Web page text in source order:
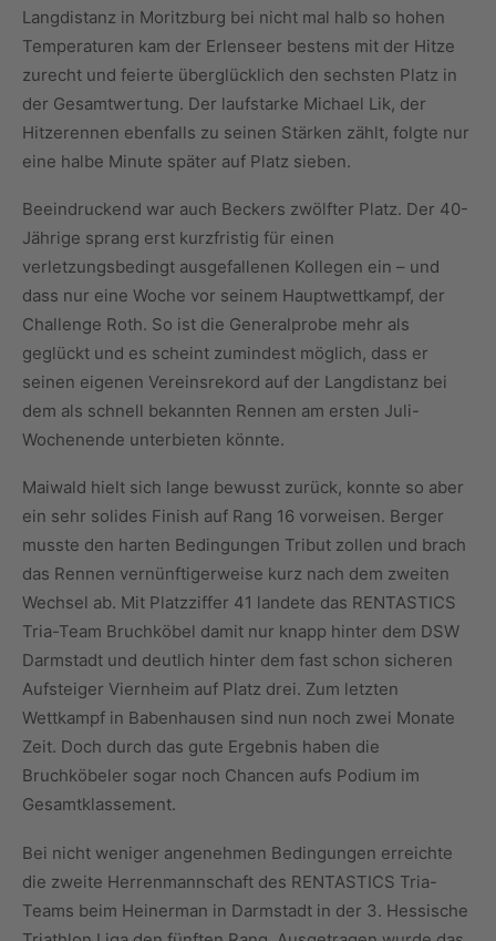
Langdistanz in Moritzburg bei nicht mal halb so hohen
Temperaturen kam der Erlenseer bestens mit der Hitze
zurecht und feierte überglücklich den sechsten Platz in
der Gesamtwertung. Der laufstarke Michael Lik, der
Hitzerennen ebenfalls zu seinen Stärken zählt, folgte nur
eine halbe Minute später auf Platz sieben.
Beeindruckend war auch Beckers zwölfter Platz. Der 40-
Jährige sprang erst kurzfristig für einen
verletzungsbedingt ausgefallenen Kollegen ein – und
dass nur eine Woche vor seinem Hauptwettkampf, der
Challenge Roth. So ist die Generalprobe mehr als
geglückt und es scheint zumindest möglich, dass er
seinen eigenen Vereinsrekord auf der Langdistanz bei
dem als schnell bekannten Rennen am ersten Juli-
Wochenende unterbieten könnte.
Maiwald hielt sich lange bewusst zurück, konnte so aber
ein sehr solides Finish auf Rang 16 vorweisen. Berger
musste den harten Bedingungen Tribut zollen und brach
das Rennen vernünftigerweise kurz nach dem zweiten
Wechsel ab. Mit Platzziffer 41 landete das RENTASTICS
Tria-Team Bruchköbel damit nur knapp hinter dem DSW
Darmstadt und deutlich hinter dem fast schon sicheren
Aufsteiger Viernheim auf Platz drei. Zum letzten
Wettkampf in Babenhausen sind nun noch zwei Monate
Zeit. Doch durch das gute Ergebnis haben die
Bruchköbeler sogar noch Chancen aufs Podium im
Gesamtklassement.
Bei nicht weniger angenehmen Bedingungen erreichte
die zweite Herrenmannschaft des RENTASTICS Tria-
Teams beim Heinerman in Darmstadt in der 3. Hessische